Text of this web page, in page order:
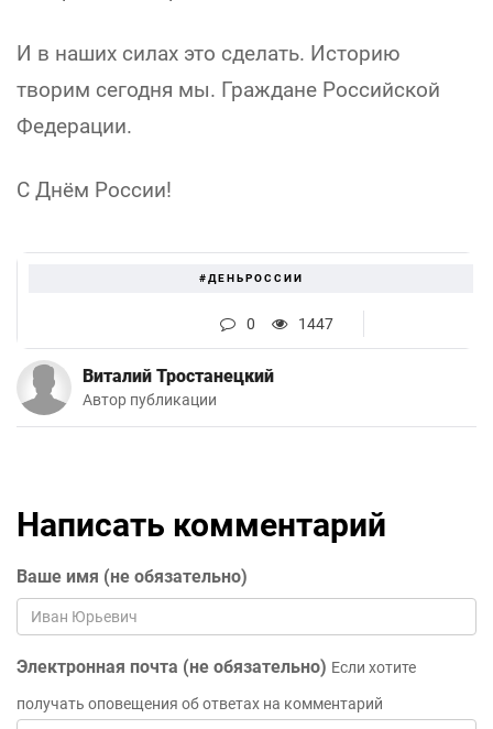
И в наших силах это сделать. Историю
творим сегодня мы. Граждане Российской
Федерации.
С Днём России!
#ДЕНЬРОССИИ
0 1447
Виталий Тростанецкий
Автор публикации
Написать комментарий
Ваше имя (не обязательно)
Электронная почта (не обязательно) Если хотите
получать оповещения об ответах на комментарий